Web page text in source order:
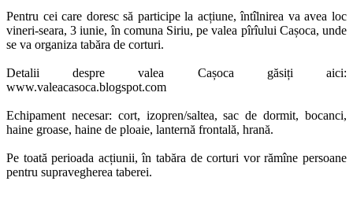
Pentru cei care doresc să participe la acțiune, întîlnirea va avea loc
vineri-seara, 3 iunie, în comuna Siriu, pe valea pîrîului Cașoca, unde
se va organiza tabăra de corturi.
Detalii despre valea Cașoca găsiți aici:
www.valeacasoca.blogspot.com
Echipament necesar: cort, izopren/saltea, sac de dormit, bocanci,
haine groase, haine de ploaie, lanternă frontală, hrană.
Pe toată perioada acțiunii, în tabăra de corturi vor rămîne persoane
pentru supravegherea taberei.